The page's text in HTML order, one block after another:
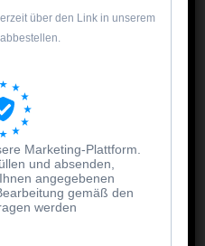
Füllung
über den Link in unserem
Marketing-Plattform.
und absenden,
angegebenen
gemäß den
werden